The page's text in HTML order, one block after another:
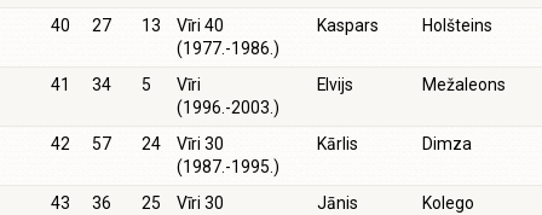
40 27 13
Vīri 40
(1977.-1986.)
Kaspars Holšteins
41 34 5
Vīri
(1996.-2003.)
Elvijs Mežaleons
42 57 24
Vīri 30
(1987.-1995.)
Kārlis Dimza
43 36 25
Vīri 30
Jānis Kolego